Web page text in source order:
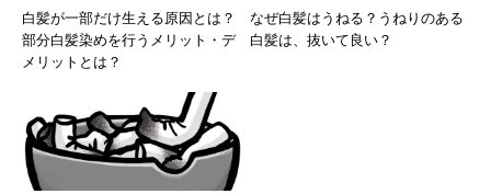
白髪が一部だけ生える原因とは？
部分白髪染めを行うメリット・デ
メリットとは？
なぜ白髪はうねる？うねりのある
白髪は、抜いて良い？